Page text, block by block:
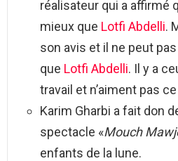
réalisateur qui a affirmé
mieux que Lotfi Abdelli.
son avis et il ne peut
que Lotfi Abdelli. Il y a
travail et n’aiment pas
Karim Gharbi a fait don
spectacle «Mouch
enfants de la lune.